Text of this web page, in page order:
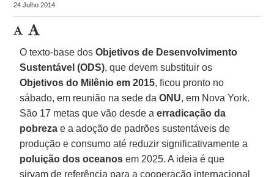
24 Julho 2014
O texto-base dosObjetivos de Desenvolvimento
Sustentável (ODS), que devem substituir os
Objetivos do Milênio em 2015, ficou pronto no
sábado, em reunião na sede daONU, em Nova York.
São 17 metas que vão desde aerradicação da
pobreza e a adoção de padrões sustentáveis de
produção e consumo até reduzir significativamente a
poluição dos oceanos em 2025. A ideia é que
sirvam de referência para a cooperação internacional